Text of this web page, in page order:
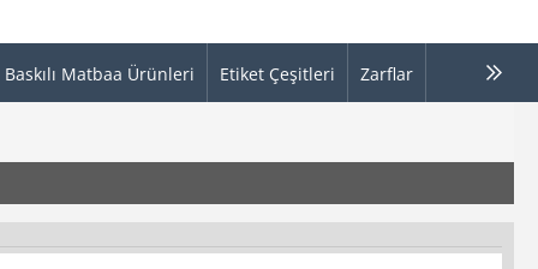
Baskılı Matbaa Ürünleri Etiket Çeşitleri Zarflar